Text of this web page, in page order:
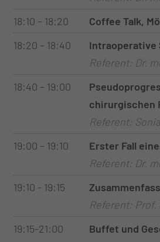
18:10 – 18:20
Coffee Talk,
18:20 – 18:40
Intraoperative
Referent: Dr.
18:40 – 19:00
chirurgischen
Referent:
19:00 – 19:10
Erster Fall
Referent: Dr.
19:10 - 19:15
Referent: Prof.
19:15-21:00
Buffet und